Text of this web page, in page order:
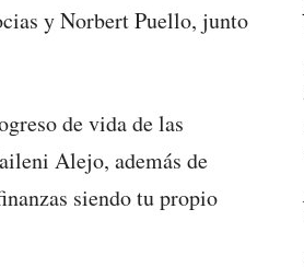
y Norbert Puello, junto
de vida de las
Alejo, además de
siendo tu propio